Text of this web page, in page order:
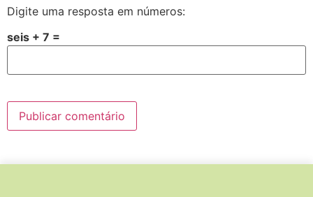
Digite uma resposta em números:
seis + 7 =